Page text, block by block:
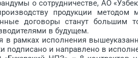
о сотрудничестве, АО
продукции методом
договоры станут
в будущем.
рамках исполнения
подписано и направлено в